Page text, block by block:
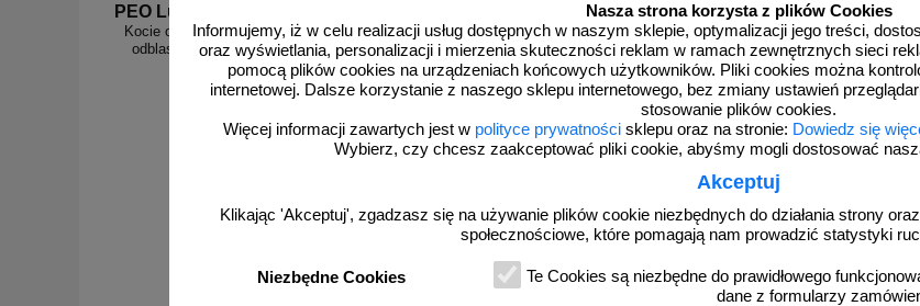
Nasza strona korzysta z plików Cookies
Informujemy, iż w celu realizacji usług dostępnych w naszym sklepie, optymalizacji jego treści,
oraz wyświetlania, personalizacji i mierzenia skuteczności reklam w ramach zewnętrznych sieci
pomocą plików cookies na urządzeniach końcowych użytkowników. Pliki cookies można
internetowej. Dalsze korzystanie z naszego sklepu internetowego, bez zmiany ustawień
stosowanie plików cookies.
Więcej informacji zawartych jest w polityce prywatności sklepu oraz na stronie: Dowiedz się
Wybierz, czy chcesz zaakceptować pliki cookie, abyśmy mogli dostosować
Akceptuj
Klikając 'Akceptuj', zgadzasz się na używanie plików cookie niezbędnych do działania strony
społecznościowe, które pomagają nam prowadzić statystyki
Niezbędne Cookies
Te Cookies są niezbędne do prawidłowego
dane z formularzy
PEO Lux 3 b
Kocie oczko - najezdniowy, punktowy element
odblaskowy - szklany, wpuszczany - LUX 3
10cm biały
do koszyka
Kocie oczko - najezdniowy, punktowy element
odblaskowy - szklany, wpuszczany - LUX 3
10cm biało/czarny
zobacz
PEO Lux 3 b-cze
Kocie oczko -
odblaskowy - szklany,
10cm biało/
zobacz